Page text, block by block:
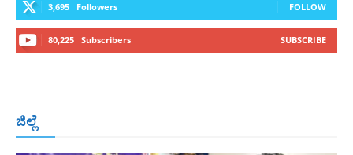
3,695 Followers FOLLOW
80,225 Subscribers SUBSCRIBE
ಜಿಲ್ಲೆ